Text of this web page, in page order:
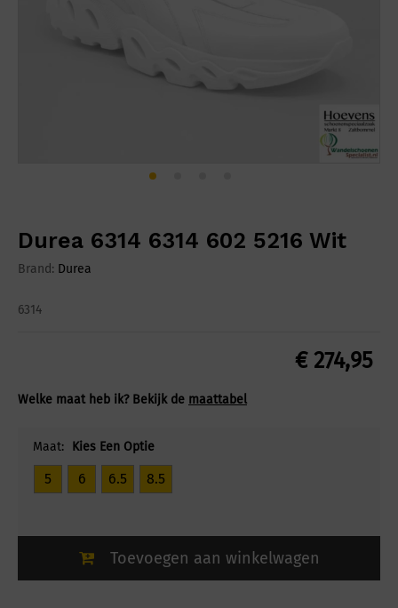
Durea 6314 6314 602 5216 Wit
Brand: Durea
6314
€274,95
Welke maat heb ik? Bekijk de maattabel
Maat: Kies Een Optie
5 6 6.5 8.5
Toevoegen aan winkelwagen